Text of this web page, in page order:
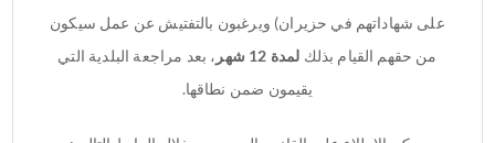
على شهاداتهم في حزيران) ويرغبون بالتفتيش عن عمل سيكون
من حقهم القيام بذلك لمدة 12 شهر
، بعد مراجعة البلدية التي
يقيمون ضمن نطاقها.